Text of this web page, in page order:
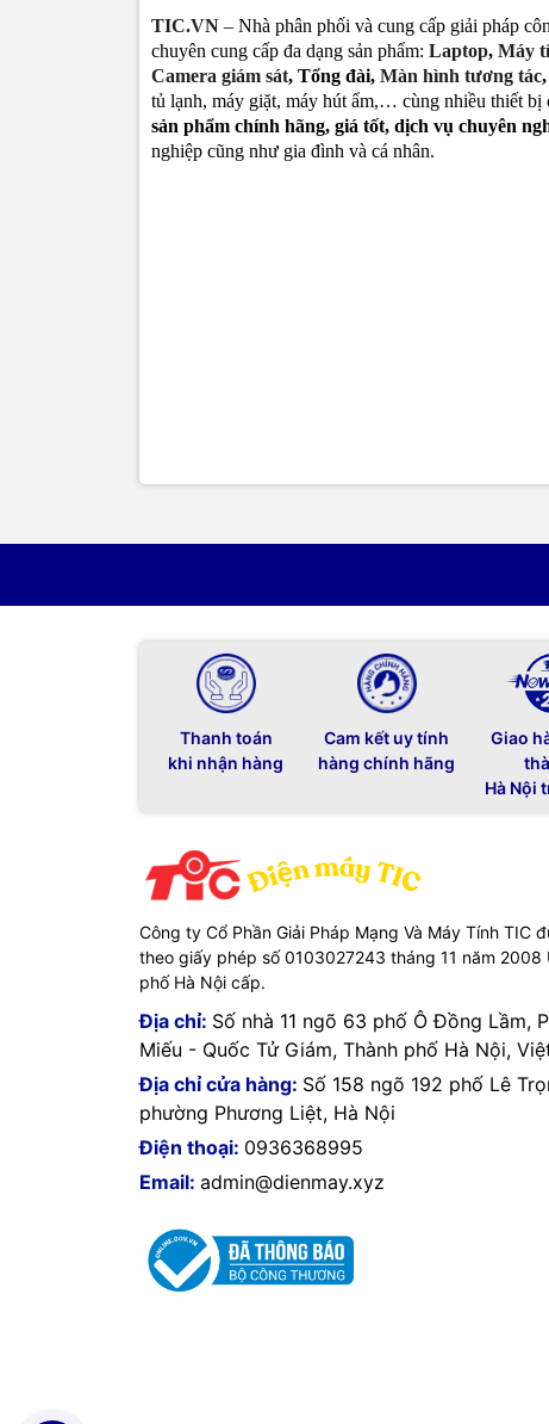
TIC.VN – Nhà phân phối và cung cấp giải pháp
chuyên cung cấp đa dạng sản phẩm: Laptop, Máy
Camera giám sát, Tổng đài, Màn hình tương tác,
tủ lạnh, máy giặt, máy hút ẩm,… cùng nhiều thiết bị
sản phẩm chính hãng, giá tốt, dịch vụ chuyên
nghiệp cũng như gia đình và cá nhân.
Thanh toán
khi nhận hàng
Cam kết uy tính
hàng chính hãng
Giao
Hà Nội
Công ty Cổ Phần Giải Pháp Mạng Và Máy Tính TIC
theo giấy phép số 0103027243 tháng 11 năm 2008
phố Hà Nội cấp.
Địa chỉ: Số nhà 11 ngõ 63 phố Ô Đồng Lầm,
Miếu - Quốc Tử Giám, Thành phố Hà Nội,
Địa chỉ cửa hàng: Số 158 ngõ 192 phố Lê
phường Phương Liệt, Hà Nội
Điện thoại: 0936368995
Email: admin@dienmay.xyz